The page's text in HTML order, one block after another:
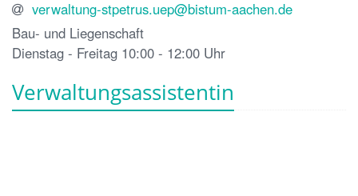
verwaltung-stpetrus.uep@bistum-aachen.de
Bau- und Liegenschaft
Dienstag - Freitag 10:00 - 12:00 Uhr
Verwaltungsassistentin